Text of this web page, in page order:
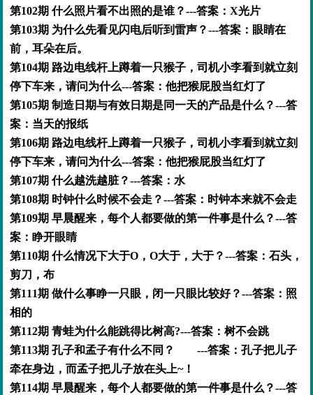
第102期 什么照片看不出照的是谁？---答案：X光片
第103期 为什么先看见闪电后听到雷声？---答案：眼睛在
前，耳朵在后。
第104期 路边电线杆上蹲着一只猴子，司机小李看到就立刻
停下车来，请问为什么---答案：他把猴屁股当红灯了
第105期 制造日期与有效日期是同一天的产品是什么？---答
案：当天的报纸
第106期 路边电线杆上蹲着一只猴子，司机小李看到就立刻
停下车来，请问为什么---答案：他把猴屁股当红灯了
第107期 什么越洗越脏？---答案：水
第108期 时钟什么时候不会走？---答案：时钟本来就不会走
第109期 早晨醒来，每个人都要做的第一件事是什么？---答
案：睁开眼睛
第110期 什么情况下大于O，O大于，大于？---答案：石头，
剪刀，布
第111期 做什么事睁一只眼，闭一只眼比较好？---答案：照
相的
第112期 青蛙为什么能跳得比树高?---答案：树不会跳
第113期 孔子和孟子有什么不同？ ---答案：孔子把儿子
牵在身边，而孟子把儿子放在头上~！
第114期 早晨醒来，每个人都要做的第一件事是什么？---答